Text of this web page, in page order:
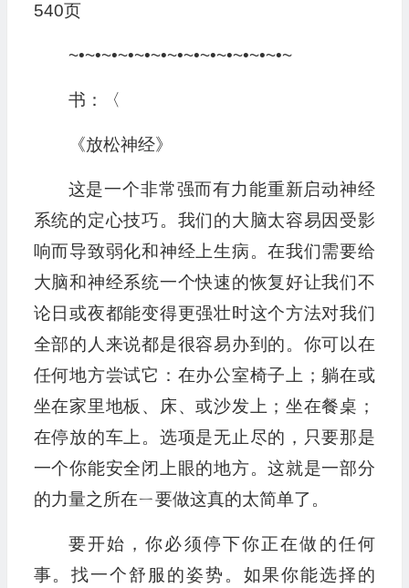
540页
~•~•~•~•~•~•~•~•~•~•~•~•~•~
书：〈
《放松神经》
这是一个非常强而有力能重新启动神经
系统的定心技巧。我们的大脑太容易因受影
响而导致弱化和神经上生病。在我们需要给
大脑和神经系统一个快速的恢复好让我们不
论日或夜都能变得更强壮时这个方法对我们
全部的人来说都是很容易办到的。你可以在
任何地方尝试它：在办公室椅子上；躺在或
坐在家里地板、床、或沙发上；坐在餐桌；
在停放的车上。选项是无止尽的，只要那是
一个你能安全闭上眼的地方。这就是一部分
的力量之所在ㄧ要做这真的太简单了。
要开始，你必须停下你正在做的任何
事。找一个舒服的姿势。如果你能选择的